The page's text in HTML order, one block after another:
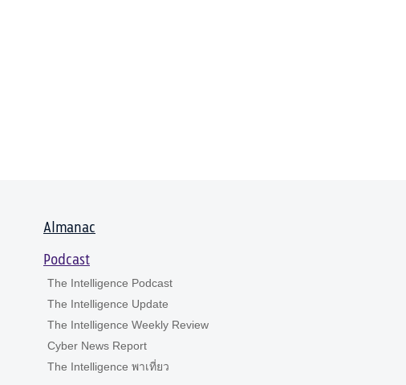
Almanac
Podcast
The Intelligence Podcast
The Intelligence Update
The Intelligence Weekly Review
Cyber News Report
The Intelligence พาเที่ยว